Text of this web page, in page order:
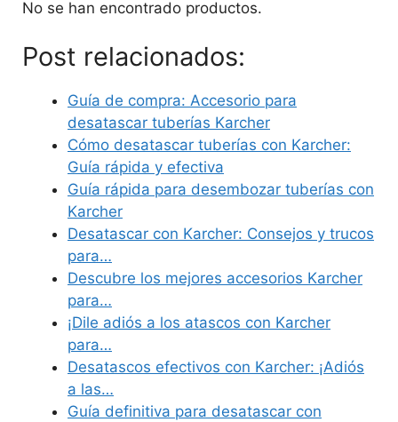
No se han encontrado productos.
Post relacionados:
Guía de compra: Accesorio para
desatascar tuberías Karcher
Cómo desatascar tuberías con Karcher:
Guía rápida y efectiva
Guía rápida para desembozar tuberías con
Karcher
Desatascar con Karcher: Consejos y trucos
para…
Descubre los mejores accesorios Karcher
para…
¡Dile adiós a los atascos con Karcher
para…
Desatascos efectivos con Karcher: ¡Adiós
a las…
Guía definitiva para desatascar con